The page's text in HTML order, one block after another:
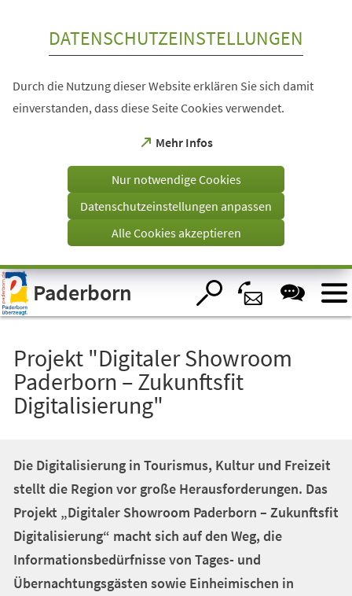
Visuelle
Assistenzsoftware
öffnen.
DATENSCHUTZEINSTELLUNGEN
Durch die Nutzung dieser Website erklären Sie sich damit
einverstanden, dass diese Seite Cookies verwendet.
Mehr Infos
(Öffnet
einem
Tab)
Nur notwendige Cookies
Datenschutzeinstellungen anpassen
Alle Cookies akzeptieren
Paderborn
Projekt "Digitaler Showroom
Paderborn – Zukunftsfit
Digitalisierung"
Die Digitalisierung in Tourismus, Kultur und Freizeit
stellt die Region vor große Herausforderungen. Das
Projekt „Digitaler Showroom Paderborn – Zukunftsfit
Digitalisierung“ macht sich auf den Weg, die
Informationsbedürfnisse von Tages- und
Übernachtungsgästen sowie Einheimischen in